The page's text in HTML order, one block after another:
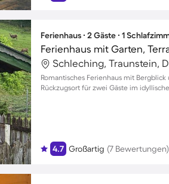
Ferienhaus ∙ 2 Gäste ∙ 1
Ferienhaus mit Garten,
Schleching, Traunstein,
Romantisches Ferienhaus mit
Rückzugsort für zwei Gäste im
4.7 Großartig (7 Bewertungen)